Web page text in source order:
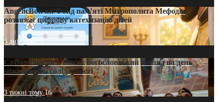
AngelicBot: як Фонд пам’яті Митрополита Мефодія
розвиває цифрову катехизацію дітей
5 днів тому9
Світові лідери в Києві: богословський погляд на день
міжнародної солідарності
3 тижні тому16